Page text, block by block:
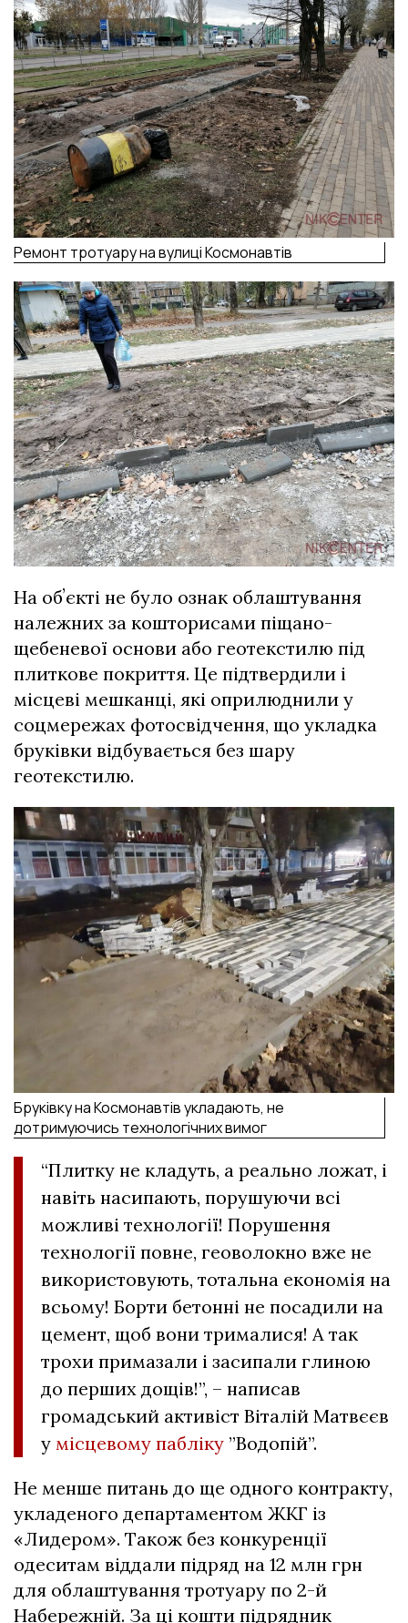
Ремонт тротуару на вулиці Космонавтів
На обʼєкті не було ознак облаштування
належних за кошторисами піщано-
щебеневої основи або геотекстилю під
плиткове покриття. Це підтвердили і
місцеві мешканці, які оприлюднили у
соцмережах фотосвідчення, що укладка
бруківки відбувається без шару
геотекстилю.
Бруківку на Космонавтів укладають, не
дотримуючись технологічних вимог
“Плитку не кладуть, а реально ложат, і
навіть насипають, порушуючи всі
можливі технології! Порушення
технології повне, геоволокно вже не
використовують, тотальна економія на
всьому! Борти бетонні не посадили на
цемент, щоб вони трималися! А так
трохи примазали і засипали глиною
до перших дощів!”, – написав
громадський активіст Віталій Матвєєв
у місцевому пабліку ”Водопій”.
Не менше питань до ще одного контракту,
укладеного департаментом ЖКГ із
«Лидером». Також без конкуренції
одеситам віддали підряд на 12 млн грн
для облаштування тротуару по 2-й
Набережній. За ці кошти підрядник